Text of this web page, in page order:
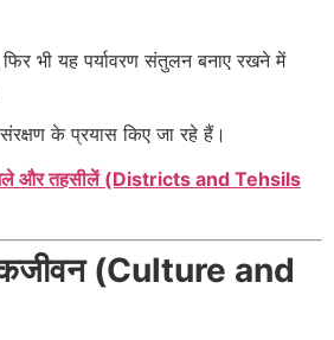
फिर भी यह पर्यावरण संतुलन बनाए रखने में
संरक्षण के प्रयास किए जा रहे हैं।
और तहसीलें (Districts and Tehsils
(Culture and